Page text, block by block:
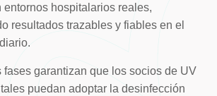
entornos hospitalarios reales,
resultados trazables y fiables en el
fases garantizan que los socios de UV
puedan adoptar la desinfección